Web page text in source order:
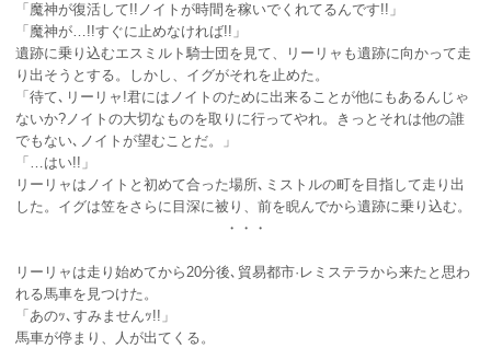
「魔神が復活して!!ノイトが時間を稼いでくれてるんです!!」
「魔神が…!!すぐに止めなければ!!」
遺跡に乗り込むエスミルト騎士団を見て、リーリャも遺跡に向かって走
り出そうとする。しかし、イグがそれを止めた。
「待て､リーリャ!君にはノイトのために出来ることが他にもあるんじゃ
ないか?ノイトの大切なものを取りに行ってやれ。きっとそれは他の誰
でもない､ノイトが望むことだ。」
「…はい!!」
リーリャはノイトと初めて合った場所､ミストルの町を目指して走り出
した。イグは笠をさらに目深に被り、前を睨んでから遺跡に乗り込む。
・・・
リーリャは走り始めてから20分後､貿易都市·レミステラから来たと思わ
れる馬車を見つけた。
「あのｯ､すみませんｯ!!」
馬車が停まり、人が出てくる。